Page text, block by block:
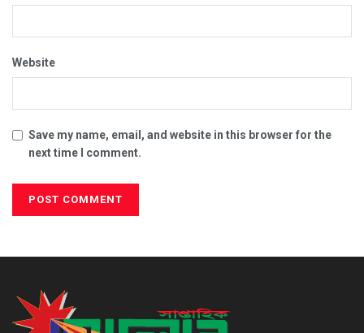
Website
Save my name, email, and website in this browser for the
next time I comment.